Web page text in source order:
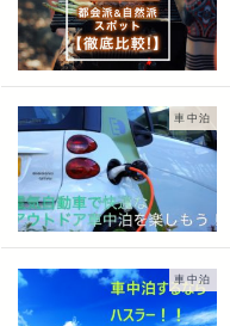
車中泊
車中泊